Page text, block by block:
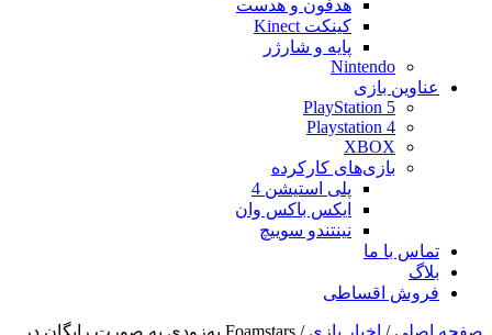
هدفون و هدست
کینکت Kinect
پایه و شارژر
Nintendo
عناوین بازی
PlayStation 5
Playstation 4
XBOX
بازی‌های کارکرده
پلی استیشن 4
ایکس باکس وان
نینتندو سوییچ
تماس با ما
بلاگ
فروش اقساطی